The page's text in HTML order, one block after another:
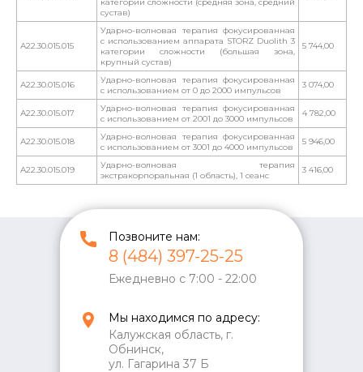
сустав)
А22.30.015.015
Ударно-волновая терапия фокусированная
с использованием аппарата STORZ Duolith 3
категории сложности (большая зона,
крупный сустав)
5 744,00
А22.30.015.016
Ударно-волновая терапия фокусированная
с использованием от 0 до 2000 импульсов
3 074,00
А22.30.015.017
Ударно-волновая терапия фокусированная
с использованием от 2001 до 3000 импульсов
4 782,00
А22.30.015.018
Ударно-волновая терапия фокусированная
с использованием от 3001 до 4000 импульсов
5 946,00
А22.30.015.019
Ударно-волновая терапия
экстракорпоральная (1 область), 1 сеанс
3 416,00
Позвоните нам:
8 (484) 397-25-25
Ежедневно с 7:00 - 22:00
Мы находимся по адресу:
Калужская область, г.
Обнинск,
ул. Гагарина 37 Б